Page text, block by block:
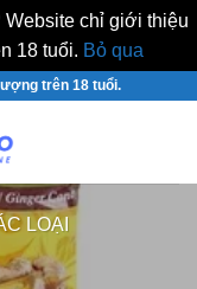
chỉ giới thiệu
18 tuổi. Bỏ qua
trên 18 tuổi.
LOẠI